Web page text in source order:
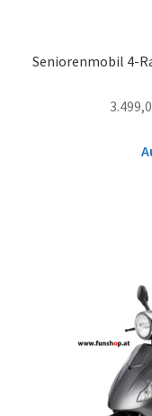
Seniorenmobil 4-